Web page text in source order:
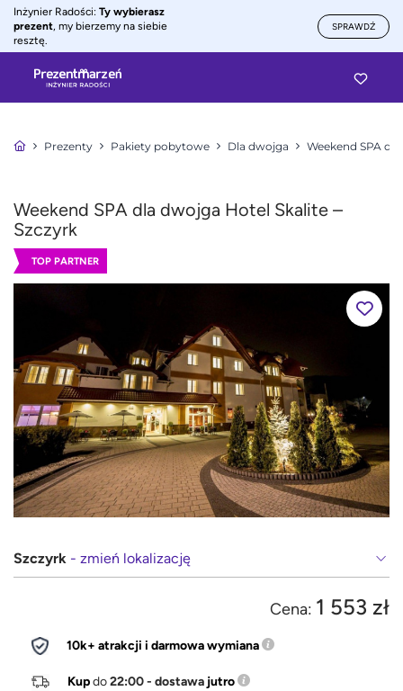
Inżynier Radości: Ty wybierasz
prezent, my bierzemy na siebie
resztę.
SPRAWDŹ
Prezenty Pakiety pobytowe Dla dwojga Weekend SPA
Weekend SPA dla dwojga Hotel Skalite –
Szczyrk
TOP PARTNER
Szczyrk - zmień lokalizację
Cena: 1 553 zł
10k+ atrakcji i darmowa wymiana
Kupdo22:00 - dostawa jutro